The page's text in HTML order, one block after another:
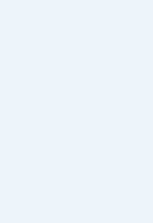
trhu
rozdíl od
zájmy klienta
pojišťoven.
za